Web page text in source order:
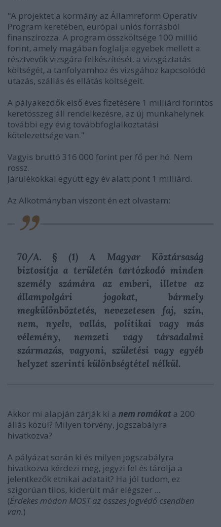
"A projektet a kormány az Államreform Operatív
Program keretében, európai uniós forrásból
finanszírozza. A program összköltsége 100 millió
forint, amely magában foglalja egyebek mellett a
résztvevők vizsgára felkészítését, a vizsgáztatás
költségét, a tanfolyamhoz és vizsgához kapcsolódó
utazás, szállás és ellátás költségeit.
A pályakezdők első éves fizetésére 1 milliárd forintos
keretösszeg áll rendelkezésre, az új munkahelynek
további egy évig továbbfoglalkoztatási
kötelezettsége van."
Vagyis bruttó 316 000 forint per fő per hó. Nem
rossz.
Járulékokkal együtt egy év alatt pont 1 milliárd.
Az Alkotmányban viszont én ezt olvastam:
70/A. § (1) A Magyar Köztársaság
biztosítja a területén tartózkodó minden
személy számára az emberi, illetve az
állampolgári jogokat, bármely
megkülönböztetés, nevezetesen faj, szín,
nem, nyelv, vallás, politikai vagy más
vélemény, nemzeti vagy társadalmi
származás, vagyoni, születési vagy egyéb
helyzet szerinti különbségtétel nélkül.
Akkor mi alapján zárják ki a nem romákat a 200
állás közül? Milyen törvény, jogszabályra
hivatkozva?
A pályázat során ki és milyen jogszabályra
hivatkozva kérdezi meg, jegyzi fel és tárolja a
jelentkezők etnikai adatait? Ha jól tudom, ez
szigorúan tilos, kiderült már elégszer ...
(Érdekes módon MOST az összes jogvédő csendben
van.)